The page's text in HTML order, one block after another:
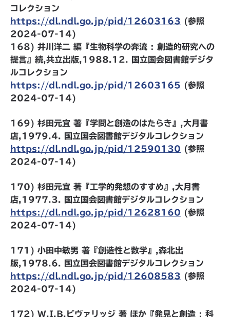
コレクション
https://dl.ndl.go.jp/pid/12603163 (参照
2024-07-14)
168) 井川洋二 編『生物科学の奔流 : 創造的研究への
提言』続,共立出版,1988.12. 国立国会図書館デジタ
ルコレクション
https://dl.ndl.go.jp/pid/12603165 (参照
2024-07-14)
169) 杉田元宜 著『学問と創造のはたらき』,大月書
店,1979.4. 国立国会図書館デジタルコレクション
https://dl.ndl.go.jp/pid/12590130 (参照
2024-07-14)
170) 杉田元宜 著『工学的発想のすすめ』,大月書
店,1977.3. 国立国会図書館デジタルコレクション
https://dl.ndl.go.jp/pid/12628160 (参照
2024-07-14)
171) 小田中敏男 著『創造性と数学』,森北出
版,1978.6. 国立国会図書館デジタルコレクション
https://dl.ndl.go.jp/pid/12608583 (参照
2024-07-14)
172) W.I.B.ビヴァリッジ 著 ほか『発見と創造 : 科